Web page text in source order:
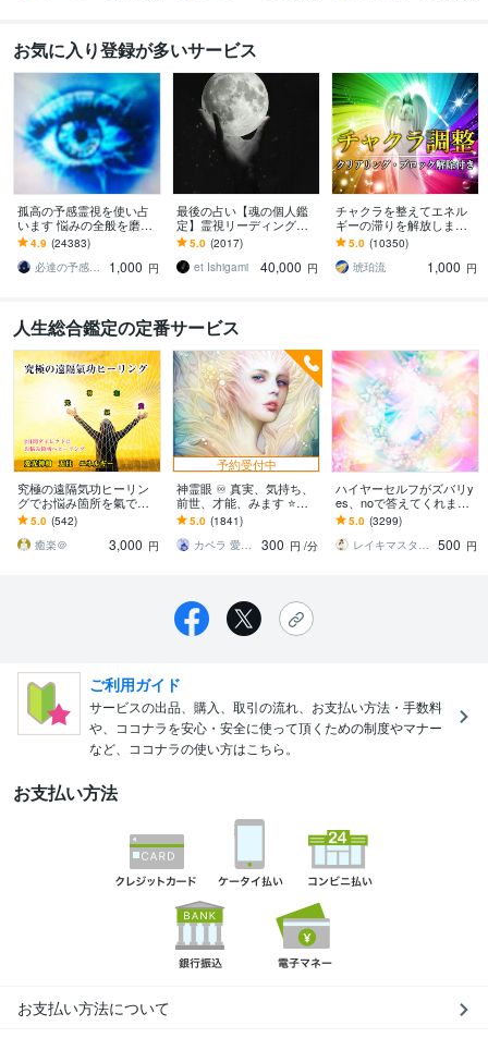
お気に入り登録が多いサービス
孤高の予感霊視を使い占
います 悩みの全般を磨き
上げ、研ぎ澄ました予感
より霊視により導きます
4.9 (24383)
必達の予感霊視 渡邊 潤一
1,000 円
最後の占い【魂の個人鑑
定】霊視リーディング承
ります 運命の地図を手
に、輝く人生を創る｜魂
の全体像を紐解く鑑定
5.0 (2017)
et Ishigami
40,000 円
チャクラを整えてエネル
ギーの滞りを解放します 7
割超リピート！人生を変
えたい人のエネルギー調
整
5.0 (10350)
琥珀流
1,000 円
人生総合鑑定の定番サービス
究極の遠隔気功ヒーリン
グでお悩み箇所を氣で癒
します 2日間✨お悩み箇所
へ愛と光と氣をダイレク
トに送り届け癒します
5.0 (542)
癒楽＠
3,000 円
予約受付中
神霊眼 ♾ 真実、気持ち、
前世、才能、みます ⭐️神
性の覚醒・愛の解放・ハ
イヤーセルフに聴くall相
談！
5.0 (1841)
カペラ 愛と光の星より
300 円 /分
ハイヤーセルフがズバリy
es、noで答えてくれます
不安や相手の気持ち、迷
った時、あなたを導く答
えをもらえます
5.0 (3299)
レイキマスター琴
500 円
ご利用ガイド
サービスの出品、購入、取引の流れ、お支払い方法・手数料
や、ココナラを安心・安全に使って頂くための制度やマナー
など、ココナラの使い方はこちら。
お支払い方法
お支払い方法について